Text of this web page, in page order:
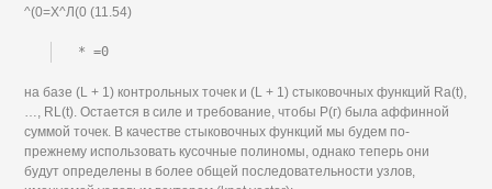
^(0=Х^Л(0 (11.54)
* =0
на базе (L + 1) контрольных точек и (L + 1) стыковочных функций Ra(t),
…, RL(t). Остается в силе и требование, чтобы Р(г) была аффинной
суммой точек. В качестве стыковочных функций мы будем по-
прежнему использовать кусочные полиномы, однако теперь они
будут определены в более общей последовательности узлов,